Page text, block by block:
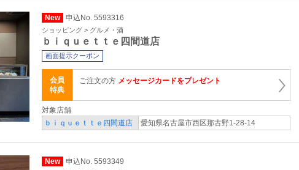
New 申込No. 5593316
ショッピング > グルメ・酒
ｂｉｑｕｅｔｔｅ四間道店
画面提示クーポン
会員
特典
ご注文の方 メッセージカードをプレゼント
対象店舗
ｂｉｑｕｅｔｔｅ四間道店
愛知県名古屋市西区那古野1-28-14
New 申込No. 5593349